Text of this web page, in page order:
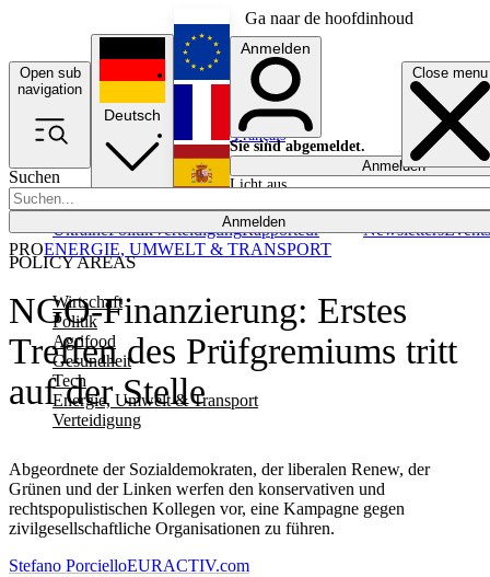
Ga naar de hoofdinhoud
Open sub
navigation
Close menu
Suchen
Anmelden
POLICY AREAS
Wirtschaft
Politik
Agrifood
Gesundheit
Tech
Energie, Umwelt & Transport
Verteidigung
UkrainePolitikVerteidigungRapporteur NewslettersEvents
Deutsch
English
Français
Anmelden
Sie sind abgemeldet.
Anmelden
Licht aus
NGO-Finanzierung: Erstes
Treffen des Prüfgremiums tritt
auf der Stelle
Abgeordnete der Sozialdemokraten, der liberalen Renew, der
Grünen und der Linken werfen den konservativen und
rechtspopulistischen Kollegen vor, eine Kampagne gegen
zivilgesellschaftliche Organisationen zu führen.
PROENERGIE, UMWELT & TRANSPORT
Stefano PorcielloEURACTIV.com